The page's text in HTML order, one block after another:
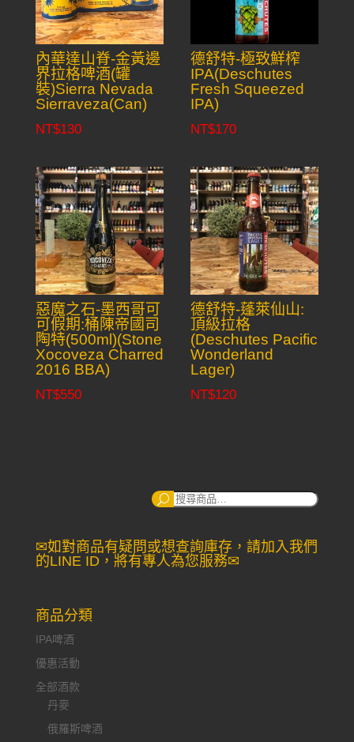
內華達山脊-金黃邊
界拉格啤酒(罐
裝)Sierra Nevada
Sierraveza(Can)
NT$130
德舒特-極致鮮榨
IPA(Deschutes
Fresh Squeezed
IPA)
NT$170
惡魔之石-墨西哥可
可假期:桶陳帝國司
陶特(500ml)(Stone
Xocoveza Charred
2016 BBA)
NT$550
德舒特-蓬萊仙山:
頂級拉格
(Deschutes Pacific
Wonderland
Lager)
NT$120
搜
✉如對商品有疑問或想查詢庫存，請加入我們
的LINE ID，將有專人為您服務✉
商品分類
IPA啤酒
優惠活動
全部酒款
丹麥
俄羅斯啤酒